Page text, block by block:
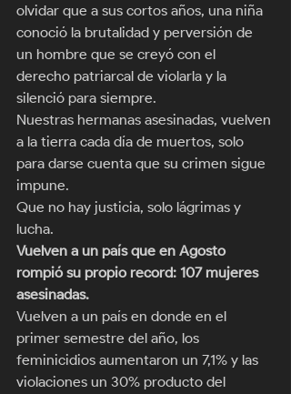
olvidar que a sus cortos años, una niña
conoció la brutalidad y perversión de
un hombre que se creyó con el
derecho patriarcal de violarla y la
silenció para siempre.
Nuestras hermanas asesinadas, vuelven
a la tierra cada día de muertos, solo
para darse cuenta que su crimen sigue
impune.
Que no hay justicia, solo lágrimas y
lucha.
Vuelven a un país que en Agosto
rompió su propio record: 107 mujeres
asesinadas.
Vuelven a un país en donde en el
primer semestre del año, los
feminicidios aumentaron un 7,1% y las
violaciones un 30% producto del